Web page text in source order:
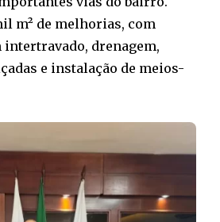
m² de melhorias, com
intertravado, drenagem,
e instalação de meios-